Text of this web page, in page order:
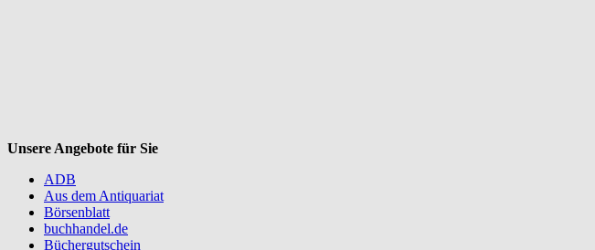
Unsere Angebote für Sie
ADB
Aus dem Antiquariat
Börsenblatt
buchhandel.de
Büchergutschein